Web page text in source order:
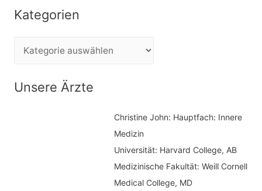
Kategorien
tUnsere Ärzte
Christine John: Hauptfach: Innere
Medizin
Universität: Harvard College, AB
Medizinische Fakultät: Weill Cornell
Medical College, MD